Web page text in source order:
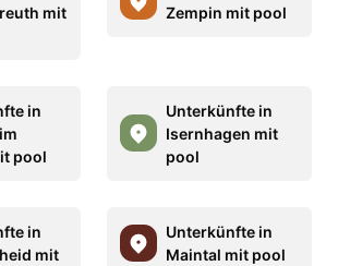
mit
Zempin mit pool
in
pool
Unterkünfte in
Isernhagen mit
pool
in
mit
Unterkünfte in
Maintal mit pool